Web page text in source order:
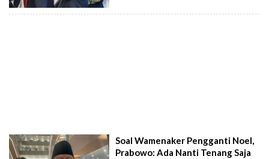
Soal Wamenaker Pengganti Noel,
Prabowo: Ada Nanti Tenang Saja